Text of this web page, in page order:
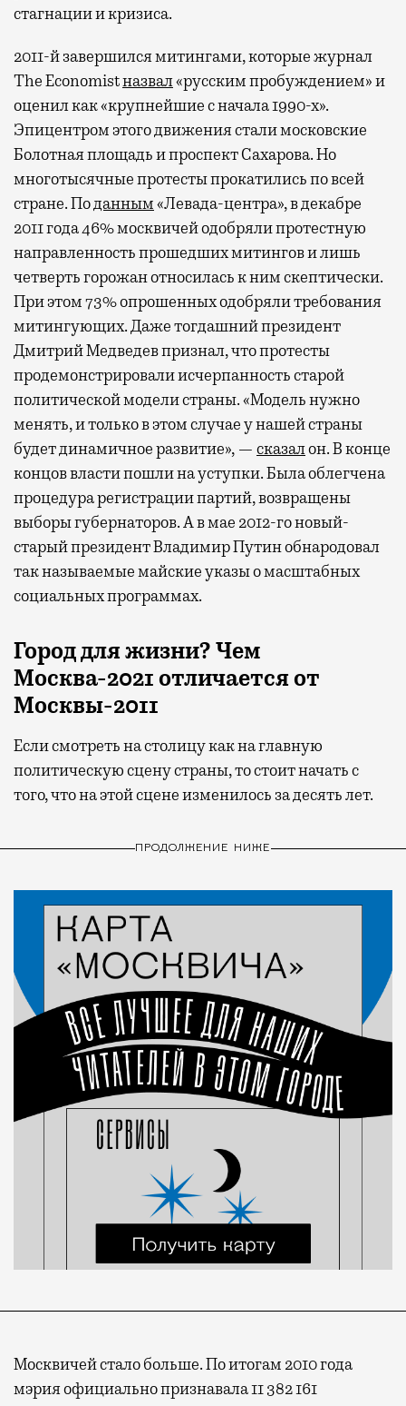
стагнации и кризиса.
2011-й завершился митингами, которые журнал
The Economistназвал«русским пробуждением» и
оценил как «крупнейшие с начала 1990-х».
Эпицентром этого движения стали московские
Болотная площадь и проспект Сахарова. Но
многотысячные протесты прокатились по всей
стране. Поданным«Левада-центра», в декабре
2011 года 46% москвичей одобряли протестную
направленность прошедших митингов и лишь
четверть горожан относилась к ним скептически.
При этом 73% опрошенных одобряли требования
митингующих. Даже тогдашний президент
Дмитрий Медведев признал, что протесты
продемонстрировали исчерпанность старой
политической модели страны. «Модель нужно
менять, и только в этом случае у нашей страны
будет динамичное развитие», — сказалон. В конце
концов власти пошли на уступки. Была облегчена
процедура регистрации партий, возвращены
выборы губернаторов. А в мае 2012-го новый-
старый президент Владимир Путин обнародовал
так называемые майские указы о масштабных
социальных программах.
Город для жизни? Чем
Москва-2021 отличается от
Москвы-2011
Если смотреть на столицу как на главную
политическую сцену страны, то стоит начать с
того, что на этой сцене изменилось за десять лет.
ПРОДОЛЖЕНИЕ НИЖЕ
Москвичей стало больше. По итогам 2010 года
мэрия официально признавала 11 382 161